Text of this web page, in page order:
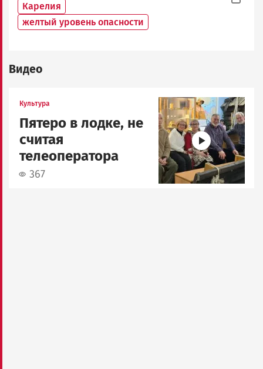
Карелия
желтый уровень опасности
Видео
Культура
Пятеро в лодке, не
считая
телеоператора
367
Image